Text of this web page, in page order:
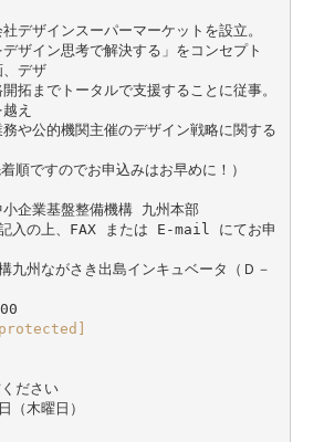
デザインスーパーマーケットを設立。
デザイン思考で解決する」をコンセプト
デザ
拓までトータルで支援することに従事。
え
や公的機関主催のデザイン戦略に関する
順ですのでお申込みはお早めに！）
企業基盤整備機構 九州本部
入の上、FAX または E-mail にてお申
九州ながさき出島インキュベータ（Ｄ－
ださい
（木曜日）